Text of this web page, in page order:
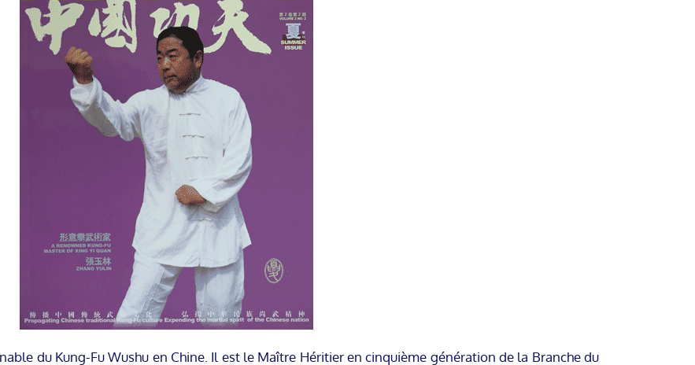
du Kung-Fu Wushu en Chine. Il est le Maître Héritier en cinquième génération de la Branche du